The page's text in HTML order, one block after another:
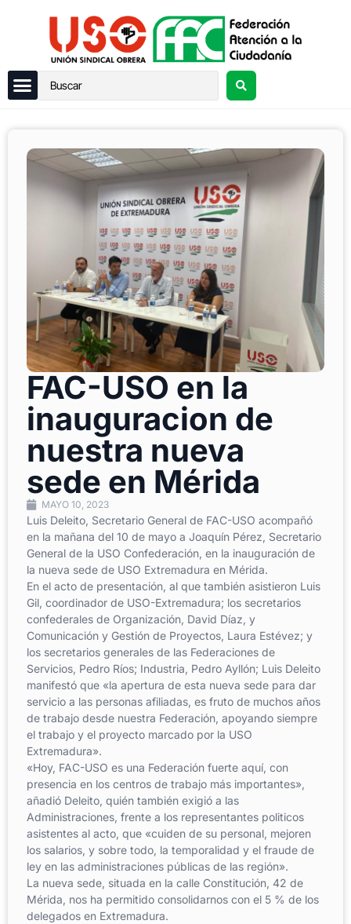
FAC-USO en la
inauguracion de
nuestra nueva
sede en Mérida
MAYO 10, 2023
Luis Deleito, Secretario General de FAC-USO acompañó
en la mañana del 10 de mayo a Joaquín Pérez, Secretario
General de la USO Confederación, en la inauguración de
la nueva sede de USO Extremadura en Mérida.
En el acto de presentación, al que también asistieron Luis
Gil, coordinador de USO-Extremadura; los secretarios
confederales de Organización, David Díaz, y
Comunicación y Gestión de Proyectos, Laura Estévez; y
los secretarios generales de las Federaciones de
Servicios, Pedro Ríos; Industria, Pedro Ayllón; Luis Deleito
manifestó que «la apertura de esta nueva sede para dar
servicio a las personas afiliadas, es fruto de muchos años
de trabajo desde nuestra Federación, apoyando siempre
el trabajo y el proyecto marcado por la USO
Extremadura».
«Hoy, FAC-USO es una Federación fuerte aquí, con
presencia en los centros de trabajo más importantes»,
añadió Deleito, quién también exigió a las
Administraciones, frente a los representantes politicos
asistentes al acto, que «cuiden de su personal, mejoren
los salarios, y sobre todo, la temporalidad y el fraude de
ley en las administraciones públicas de las región».
La nueva sede, situada en la calle Constitución, 42 de
Mérida, nos ha permitido consolidarnos con el 5 % de los
delegados en Extremadura.